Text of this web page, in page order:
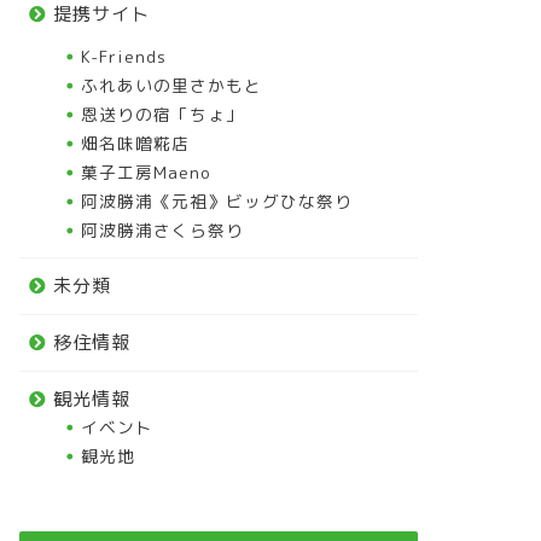
提携サイト
K-Friends
ふれあいの里さかもと
恩送りの宿「ちょ」
畑名味噌糀店
菓子工房Maeno
阿波勝浦《元祖》ビッグひな祭り
阿波勝浦さくら祭り
未分類
移住情報
観光情報
イベント
観光地